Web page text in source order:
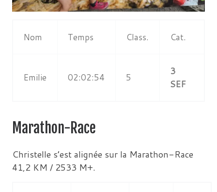
Nom Temps Class. Cat.
Emilie 02:02:54 5
3
SEF
Marathon-Race
Christelle s’est alignée sur la Marathon-Race
41,2 KM / 2533 M+.